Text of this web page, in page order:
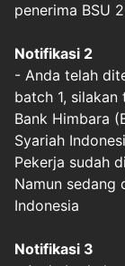
penerima BSU
Notifikasi 2
- Anda telah
batch 1,
Bank Himbara
Syariah
Pekerja sudah
Namun sedang
Indonesia
Notifikasi 3